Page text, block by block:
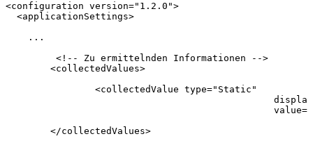
<configuration version=" 1.2.0 ">
<applicationSettings>
...
<!--
Zu ermittelnden Informationen
-->
<collectedValues>
<collectedValue type=" Static "
value=
</collectedValues>